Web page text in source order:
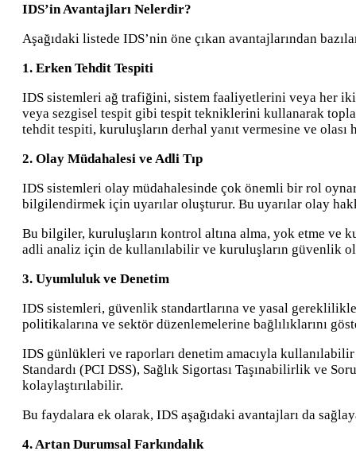
IDS’in Avantajları Nelerdir?
Aşağıdaki listede IDS’nin öne çıkan avantajlarından
1. Erken Tehdit Tespiti
IDS sistemleri ağ trafiğini, sistem faaliyetlerini veya her
veya sezgisel tespit gibi tespit tekniklerini kullanarak
tehdit tespiti, kuruluşların derhal yanıt vermesine ve olası
2. Olay Müdahalesi ve Adli Tıp
IDS sistemleri olay müdahalesinde çok önemli bir rol
bilgilendirmek için uyarılar oluşturur. Bu uyarılar olay
Bu bilgiler, kuruluşların kontrol altına alma, yok etme ve
adli analiz için de kullanılabilir ve kuruluşların güvenlik
3. Uyumluluk ve Denetim
IDS sistemleri, güvenlik standartlarına ve yasal
politikalarına ve sektör düzenlemelerine bağlılıklarını
IDS günlükleri ve raporları denetim amacıyla
Standardı (PCI DSS), Sağlık Sigortası Taşınabilirlik ve
kolaylaştırılabilir.
Bu faydalara ek olarak, IDS aşağıdaki avantajları da
4. Artan Durumsal Farkındalık